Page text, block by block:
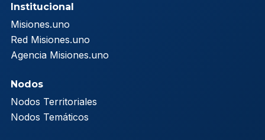
Institucional
Misiones.uno
Red Misiones.uno
Agencia Misiones.uno
Nodos
Nodos Territoriales
Nodos Temáticos